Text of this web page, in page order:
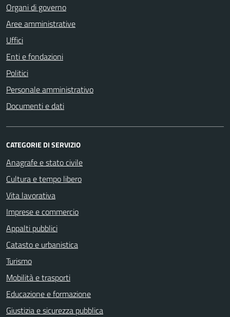
Organi di governo
Aree amministrative
Uffici
Enti e fondazioni
Politici
Personale amministrativo
Documenti e dati
CATEGORIE DI SERVIZIO
Anagrafe e stato civile
Cultura e tempo libero
Vita lavorativa
Imprese e commercio
Appalti pubblici
Catasto e urbanistica
Turismo
Mobilità e trasporti
Educazione e formazione
Giustizia e sicurezza pubblica